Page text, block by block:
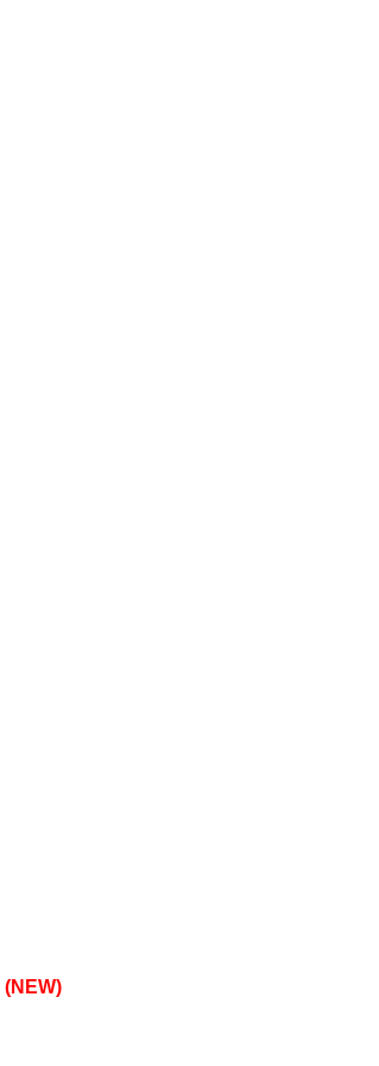
(NEW)